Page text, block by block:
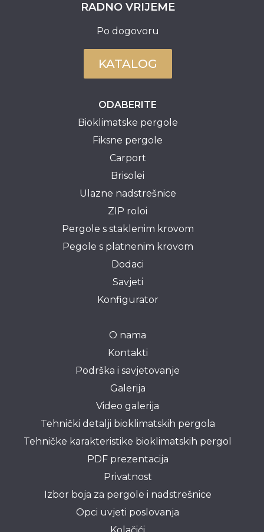
RADNO VRIJEME
Po dogovoru
KATALOG
ODABERITE
Bioklimatske pergole
Fiksne pergole
Carport
Brisolei
Ulazne nadstrešnice
ZIP roloi
Pergole s staklenim krovom
Pegole s platnenim krovom
Dodaci
Savjeti
Konfigurator
O nama
Kontakti
Podrška i savjetovanje
Galerija
Video galerija
Tehnički detalji bioklimatskih pergola
Tehničke karakteristike bioklimatskih pergol
PDF prezentacija
Privatnost
Izbor boja za pergole i nadstrešnice
Opci uvjeti poslovanja